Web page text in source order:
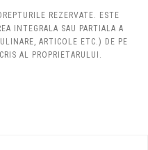
REZERVATE. ESTE
INTEGRALA SAU PARTIALA A
ARTICOLE ETC.) DE PE
AL PROPRIETARULUI.